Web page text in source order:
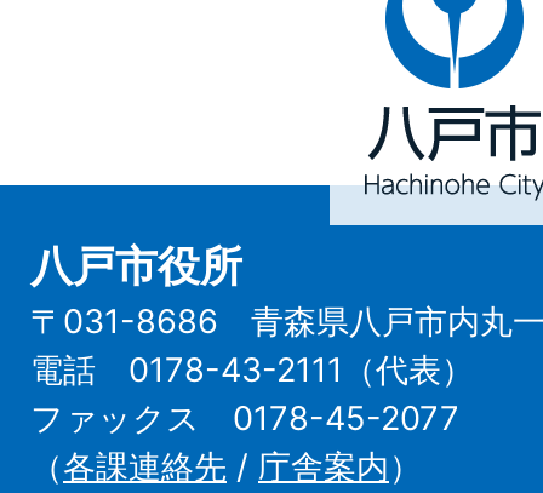
戸
市
Hachinohe
City
八戸市役所
〒031-8686 青森県八戸市内丸一
電話 0178-43-2111（代表）
ファックス 0178-45-2077
（各課連絡先 / 庁舎案内）